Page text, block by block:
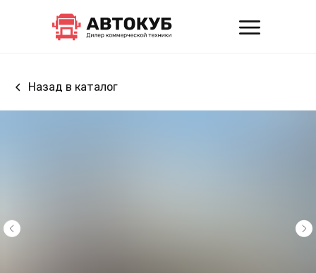
Назад в каталог